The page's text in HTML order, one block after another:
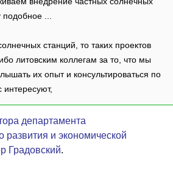
подобное ...
станций, то таких проектов
литовским коллегам за то, что мы
их опыт и консультироваться по
интересуют,
департамента
и экономической
Градовский.